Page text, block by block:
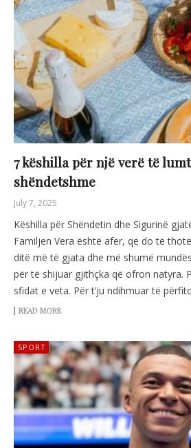
7 këshilla për një verë të
shëndetshme
July 7, 2025
Këshilla për Shëndetin dhe Sigurinë
Familjen Vera është afër, që do të
ditë më të gjata dhe më shumë
për të shijuar gjithçka që ofron natyra.
sfidat e veta. Për t’ju ndihmuar të
READ MORE
SPORT